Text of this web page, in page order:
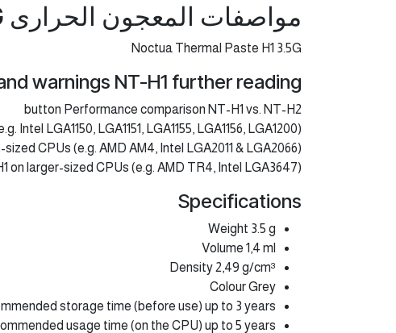
مواصفات المعجون الحرارى Noctua Thermal Paste H1 3.5G
Noctua Thermal Paste H1 3.5G
warnings NT-H1 further reading:
button Performance comparison NT-H1 vs. NT-H2
LGA1150, LGA1151, LGA1155, LGA1156, LGA1200)
CPUs (e.g. AMD AM4, Intel LGA2011 & LGA2066)
on larger-sized CPUs (e.g. AMD TR4, Intel LGA3647)
Specifications
Weight 3.5 g
Volume 1,4 ml
Density 2,49 g/cm³
Colour Grey
storage time (before use) up to 3 years
usage time (on the CPU) up to 5 years